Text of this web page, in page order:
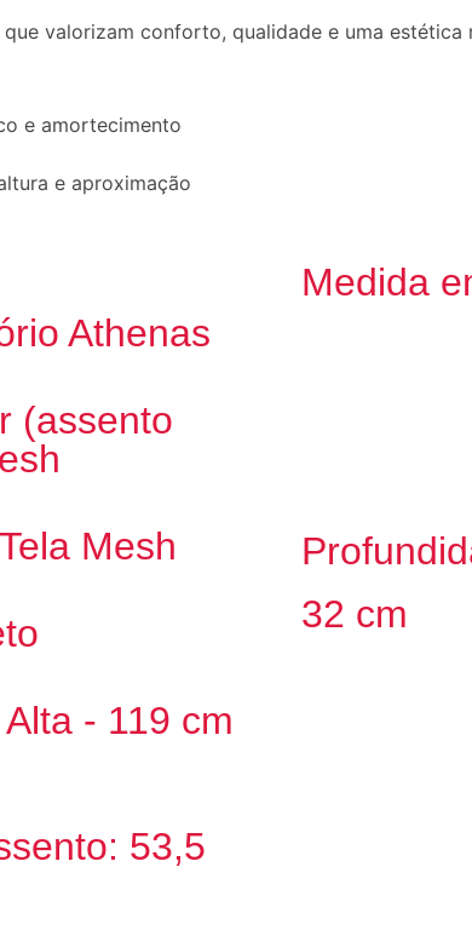
valorizam conforto, qualidade e uma
e amortecimento
e aproximação
Athenas
(assento
Mesh
- 119 cm
53,5
Medida
32 cm